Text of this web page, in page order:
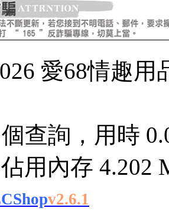
愛68情趣
查詢，用時
用內存 4.202
v2.6.1